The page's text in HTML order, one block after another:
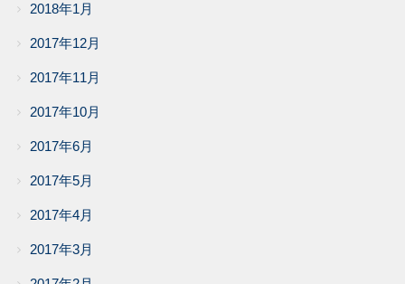
2018年1月
2017年12月
2017年11月
2017年10月
2017年6月
2017年5月
2017年4月
2017年3月